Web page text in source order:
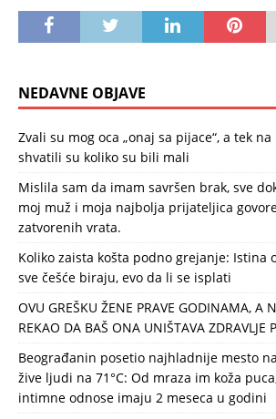
NEDAVNE OBJAVE
Zvali su mog oca „onaj sa pijace“, a tek
shvatili su koliko su bili mali
Mislila sam da imam savršen brak, sve
moj muž i moja najbolja prijateljica
zatvorenih vrata.
Koliko zaista košta podno grejanje: Istina
sve češće biraju, evo da li se isplati
OVU GREŠKU ŽENE PRAVE GODINAMA, A
REKAO DA BAŠ ONA UNIŠTAVA ZDRAVLJE
Beograđanin posetio najhladnije mesto
žive ljudi na 71°C: Od mraza im koža
intimne odnose imaju 2 meseca u godini